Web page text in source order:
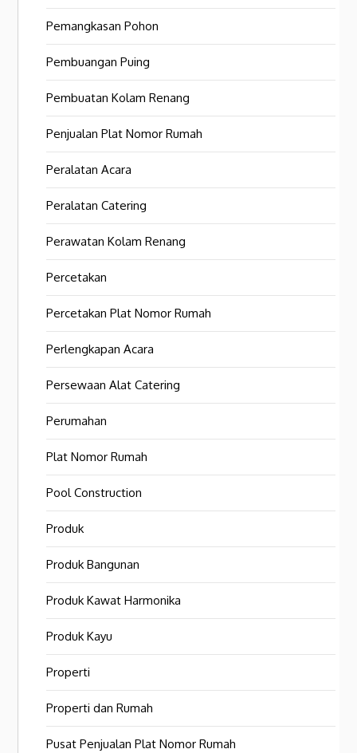
Pemangkasan Pohon
Pembuangan Puing
Pembuatan Kolam Renang
Penjualan Plat Nomor Rumah
Peralatan Acara
Peralatan Catering
Perawatan Kolam Renang
Percetakan
Percetakan Plat Nomor Rumah
Perlengkapan Acara
Persewaan Alat Catering
Perumahan
Plat Nomor Rumah
Pool Construction
Produk
Produk Bangunan
Produk Kawat Harmonika
Produk Kayu
Properti
Properti dan Rumah
Pusat Penjualan Plat Nomor Rumah